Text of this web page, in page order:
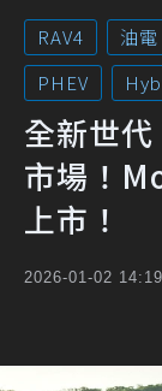
RAV4 油電
PHEV
全新世
市場！
上市！
2026-01-02 14:19